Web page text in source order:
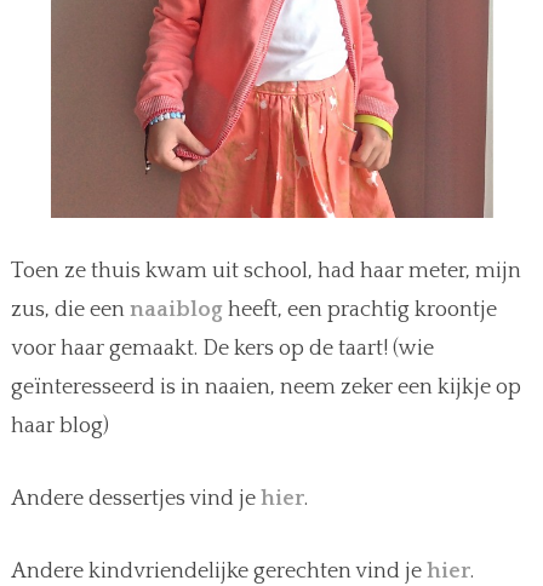
Toen ze thuis kwam uit school, had haar meter, mijn
zus, die een naaiblogheeft, een prachtig kroontje
voor haar gemaakt. De kers op de taart! (wie
geïnteresseerd is in naaien, neem zeker een kijkje op
haar blog)
Andere dessertjes vind je hier.
Andere kindvriendelijke gerechten vind jehier.